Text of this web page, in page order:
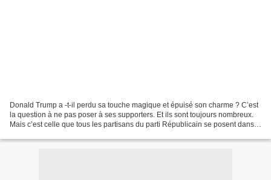
Donald Trump a -t-il perdu sa touche magique et épuisé son charme ? C’est
la question à ne pas poser à ses supporters. Et ils sont toujours nombreux.
Mais c’est celle que tous les partisans du parti Républicain se posent dans